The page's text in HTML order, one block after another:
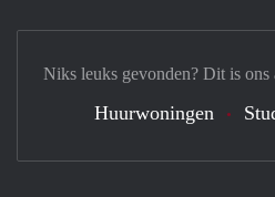
Niks leuks gevonden? Dit is ons
Huurwoningen